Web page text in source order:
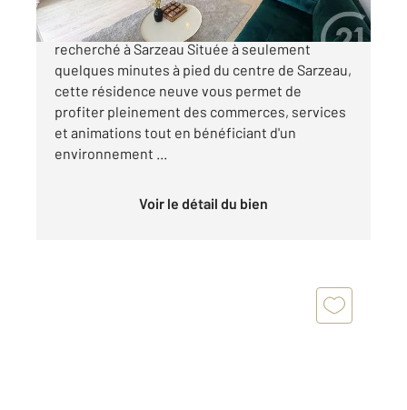
Devenez propriétaire dans un cadre de vie
recherché à Sarzeau Située à seulement
quelques minutes à pied du centre de Sarzeau,
cette résidence neuve vous permet de
profiter pleinement des commerces, services
et animations tout en bénéficiant d'un
environnement ...
Voir le détail du bien